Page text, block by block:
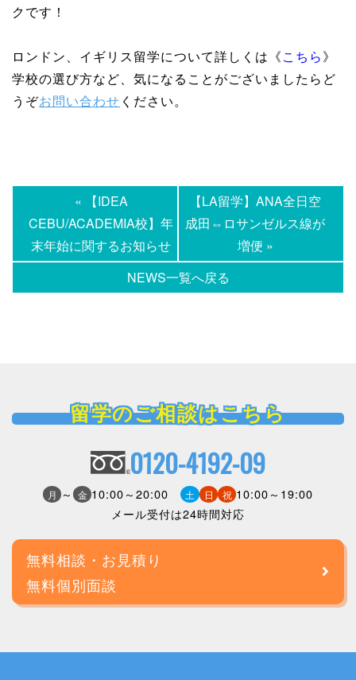
クです！
ロンドン、イギリス留学について詳しくは《こちら》
学校の選び方など、気になることがございましたらど
うぞお問い合わせ ください。
« 【IDEA
CEBU/ACADEMIA校】年
末年始に関するお知らせ
NEWS一覧へ戻る
【LA留学】ANA全日空
成田⇔ロサンゼルス線が
増便 »
留学のご相談はこちら
0120-4192-09
月 ～ 金 10:00～20:00 土 日 祝 10:00～19:00
メール受付は24時間対応
無料相談・お見積り
無料個別面談